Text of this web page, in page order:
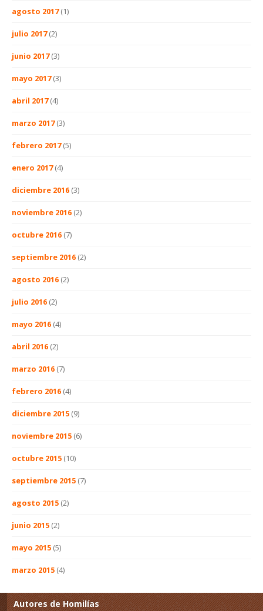
agosto 2017(1)
julio 2017(2)
junio 2017(3)
mayo 2017(3)
abril 2017(4)
marzo 2017(3)
febrero 2017(5)
enero 2017(4)
diciembre 2016 (3)
noviembre 2016 (2)
octubre 2016 (7)
septiembre 2016 (2)
agosto 2016 (2)
julio 2016 (2)
mayo 2016 (4)
abril 2016 (2)
marzo 2016 (7)
febrero 2016 (4)
diciembre 2015 (9)
noviembre 2015 (6)
octubre 2015 (10)
septiembre 2015 (7)
agosto 2015 (2)
junio 2015 (2)
mayo 2015 (5)
marzo 2015 (4)
Autores de Homilías